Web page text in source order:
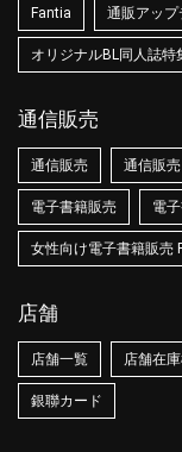
Fantia 通販アップ
オリジナルBL同人誌特
通信販売
通信販売 通信販
電子書籍販売 電
女性向け電子書籍販売
店舗
店舗一覧 店舗在
銀聯カード